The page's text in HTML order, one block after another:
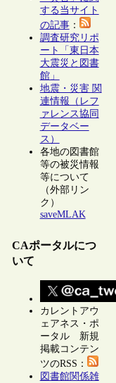
する当サイト
の記事：
調査研究リポ
ート「東日本
大震災と図書
館」
地震・災害 関
連情報（レフ
ァレンス協同
データベー
ス）
各地の図書館
等の被災情報
等について
（外部リン
ク）
saveMLAK
CAポータルにつ
いて
カレントアウ
ェアネス・ポ
ータル 新規
掲載コンテン
ツのRSS：
図書館関係雑